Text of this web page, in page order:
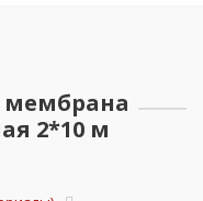
мембрана
2*10 м